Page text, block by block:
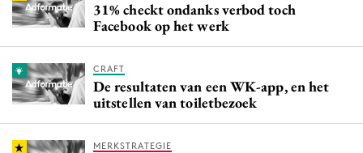
31% checkt ondanks verbod toch
Facebook op het werk
CRAFT
De resultaten van een WK-app, en het
uitstellen van toiletbezoek
MERKSTRATEGIE